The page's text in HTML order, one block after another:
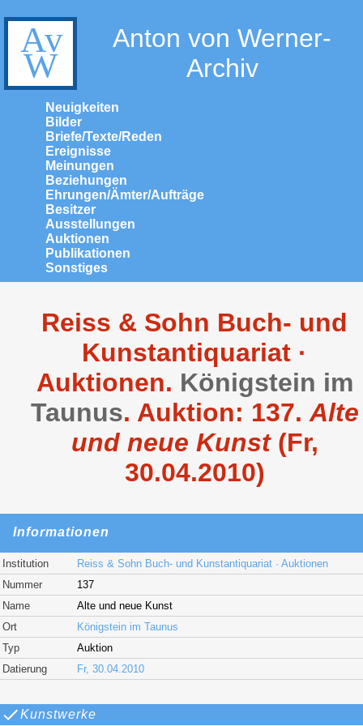
Anton von Werner-
Archiv
Neuigkeiten
Bilder
Briefe/Texte/Reden
Ereignisse
Meinungen
Beziehungen
Ehrungen/Ämter/Aufträge
Besitzer
Ausstellungen
Auktionen
Publikationen
Sonstiges
Reiss & Sohn Buch- und
Kunstantiquariat ·
Auktionen. Königstein im
Taunus. Auktion: 137. Alte
und neue Kunst(Fr,
30.04.2010)
Informationen
Institution
Reiss & Sohn Buch- und Kunstantiquariat · Auktionen
Nummer
137
Name
Alte und neue Kunst
Ort
Königstein im Taunus
Typ
Auktion
Datierung
Fr, 30.04.2010
Kunstwerke